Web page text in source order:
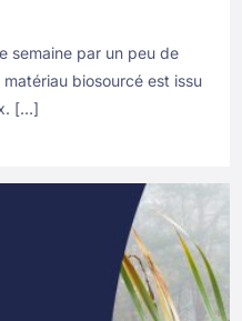
semaine par un peu de
matériau biosourcé est issu
[…]